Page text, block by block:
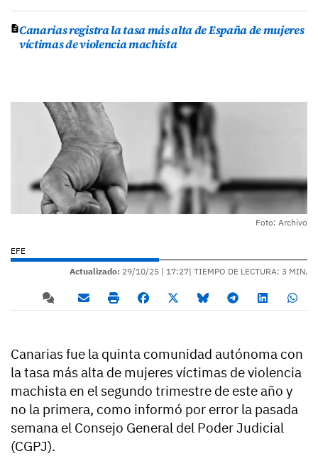
Canarias registra la tasa más alta de España de mujeres
víctimas de violencia machista
Foto: Archivo
EFE
Actualizado: 29/10/25 | 17:27| TIEMPO DE LECTURA: 3 MIN.
Canarias fue la quinta comunidad autónoma con
la tasa más alta de mujeres víctimas de violencia
machista en el segundo trimestre de este año y
no la primera, como informó por error la pasada
semana el Consejo General del Poder Judicial
(CGPJ).